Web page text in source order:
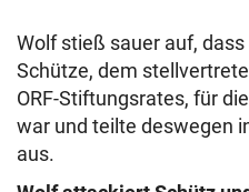
Wolf stieß sauer auf,
Schütze, dem
ORF-Stiftungsrates, für
war und teilte deswegen
aus.